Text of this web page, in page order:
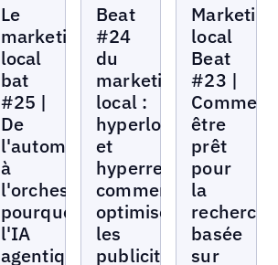
Marketing
Beat
Le
marketing
local
bat
#25 |
De
l'automatisation
à
l'orchestration :
pourquoi
l'IA
agentique
Marketing
Beat
Beat
#24
du
marketing
local :
hyperlocal
et
hyperrentable :
comment
optimiser
les
publicités
Marketing
Beat
Marketing
local
Beat
#23 |
Comment
être
prêt
pour
la
recherche
basée
sur